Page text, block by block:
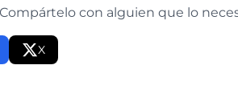
con alguien que lo
X